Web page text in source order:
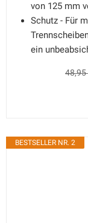
von 125 mm
Schutz - Für
ein
48,95
BESTSELLER NR. 2